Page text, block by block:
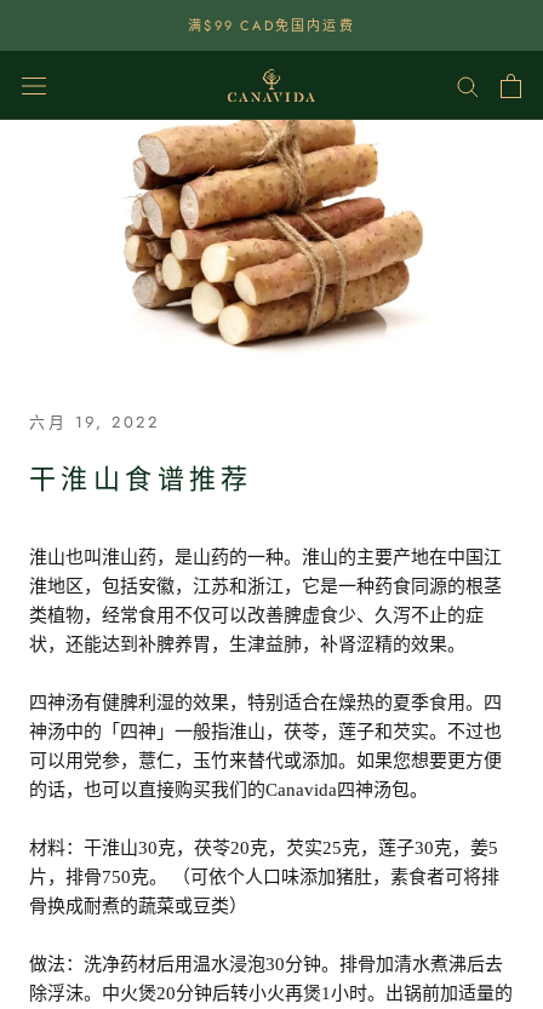
满$99 CAD免国内运费
六月 19, 2022
干淮山食谱推荐
淮山也叫淮山药，是山药的一种。淮山的主要产地在中国江
淮地区，包括安徽，江苏和浙江，它是一种药食同源的根茎
类植物，经常食用不仅可以改善脾虚食少、久泻不止的症
状，还能达到补脾养胃，生津益肺，补肾涩精的效果。
四神汤有健脾利湿的效果，特别适合在燥热的夏季食用。四
神汤中的「四神」一般指淮山，茯苓，莲子和芡实。不过也
可以用党参，薏仁，玉竹来替代或添加。如果您想要更方便
的话，也可以直接购买我们的Canavida四神汤包。
材料：干淮山30克，茯苓20克，芡实25克，莲子30克，姜5
片，排骨750克。 （可依个人口味添加猪肚，素食者可将排
骨换成耐煮的蔬菜或豆类）
做法：洗净药材后用温水浸泡30分钟。排骨加清水煮沸后去
除浮沫。中火煲20分钟后转小火再煲1小时。出锅前加适量的